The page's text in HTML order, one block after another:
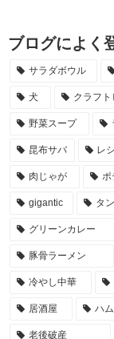
ブログによく
サラダボウル
犬 クラフト
野菜スープ
昆布サバ レ
肉じゃが ポ
gigantic タ
グリーンカレー
豚骨ラーメン
冷やし中華
居酒屋 ハ
老後破産